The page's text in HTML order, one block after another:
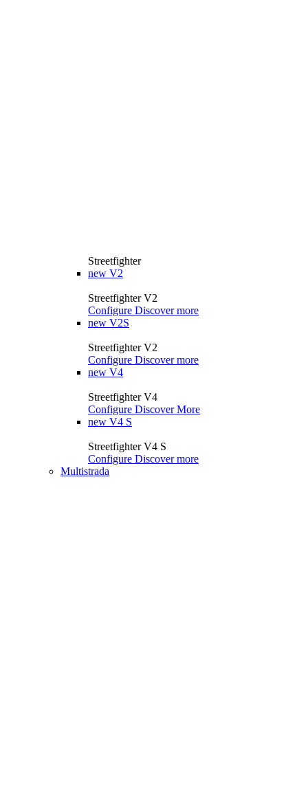
Streetfighter
new V2
Streetfighter V2
Configure Discover more
new V2S
Streetfighter V2
Configure Discover more
new V4
Streetfighter V4
Configure Discover More
new V4 S
Streetfighter V4 S
Configure Discover more
Multistrada